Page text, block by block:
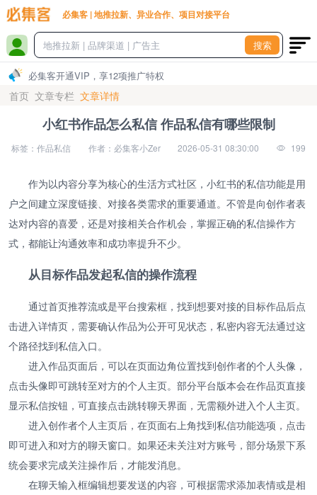
必集客 | 地推拉新、异业合作、项目对接平台
搜索
必集客开通VIP，享12项推广特权
首页 文章专栏 文章详情
小红书作品怎么私信 作品私信有哪些限制
标签：作品私信 作者：必集客小Zer 2026-05-31 08:30:00 199
作为以内容分享为核心的生活方式社区，小红书的私信功能是用
户之间建立深度链接、对接各类需求的重要通道。不管是向创作者表
达对内容的喜爱，还是对接相关合作机会，掌握正确的私信操作方
式，都能让沟通效率和成功率提升不少。
从目标作品发起私信的操作流程
通过首页推荐流或是平台搜索框，找到想要对接的目标作品后点
击进入详情页，需要确认作品为公开可见状态，私密内容无法通过这
个路径找到私信入口。
进入作品页面后，可以在页面边角位置找到创作者的个人头像，
点击头像即可跳转至对方的个人主页。部分平台版本会在作品页直接
显示私信按钮，可直接点击跳转聊天界面，无需额外进入个人主页。
进入创作者个人主页后，在页面右上角找到私信功能选项，点击
即可进入和对方的聊天窗口。如果还未关注对方账号，部分场景下系
统会要求完成关注操作后，才能发消息。
在聊天输入框编辑想要发送的内容，可根据需求添加表情或是相